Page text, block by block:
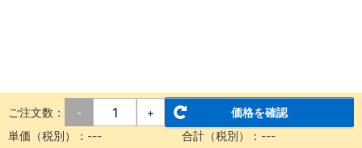
ご注文数： - +
価格を確認
単価（税別）： --- 合計（税別）： ---